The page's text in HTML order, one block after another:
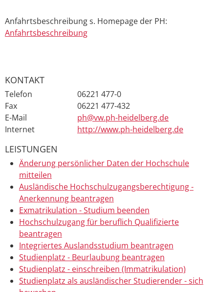
Anfahrtsbeschreibung s. Homepage der PH:
Anfahrtsbeschreibung
KONTAKT
Telefon
06221 477-0
Fax
06221 477-432
E-Mail
ph@vw.ph-heidelberg.de
Internet
http://www.ph-heidelberg.de
LEISTUNGEN
Änderung persönlicher Daten der Hochschule
mitteilen
Ausländische Hochschulzugangsberechtigung -
Anerkennung beantragen
Exmatrikulation - Studium beenden
Hochschulzugang für beruflich Qualifizierte
beantragen
Integriertes Auslandsstudium beantragen
Studienplatz - Beurlaubung beantragen
Studienplatz - einschreiben (Immatrikulation)
Studienplatz als ausländischer Studierender - sich